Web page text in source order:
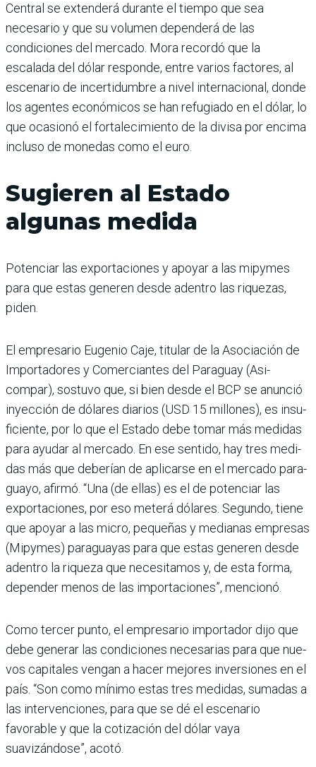
Central se extenderá durante el tiempo que sea
necesario y que su volumen dependerá de las
condiciones del mercado. Mora recordó que la
escalada del dólar res­ponde, entre varios factores, al
escenario de incertidum­bre a nivel internacional, donde
los agentes económi­cos se han refugiado en el dólar, lo
que ocasionó el for­talecimiento de la divisa por encima
incluso de monedas como el euro.
Sugieren al Estado
algunas medida
Potenciar las exportaciones y apoyar a las mipymes
para que estas generen desde adentro las riquezas,
piden.
El empresario Eugenio Caje, titular de la Asociación de
Importadores y Comer­ciantes del Paraguay (Asi­
compar), sostuvo que, si bien desde el BCP se anunció
inyección de dólares diarios (USD 15 millones), es insu­
ficiente, por lo que el Estado debe tomar más medidas
para ayudar al mercado. En ese sentido, hay tres medi­
das más que deberían de apli­carse en el mercado para­
guayo, afirmó. “Una (de ellas) es el de potenciar las
expor­taciones, por eso meterá dólares. Segundo, tiene
que apoyar a las micro, pequeñas y medianas empresas
(Mipy­mes) paraguayas para que estas generen desde
adentro la riqueza que necesitamos y, de esta forma,
depender menos de las importaciones”, mencionó.
Como tercer punto, el empre­sario importador dijo que
debe generar las condicio­nes necesarias para que nue­
vos capitales vengan a hacer mejores inversiones en el
país. “Son como mínimo estas tres medidas, sumadas a
las intervenciones, para que se dé el escenario
favorable y que la cotización del dólar vaya
suavizándose”, acotó.